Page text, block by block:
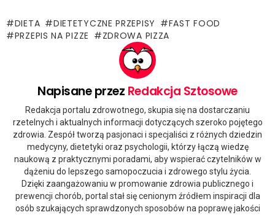
DIETA DIETETYCZNE PRZEPISY
FAST FOOD
PRZEPIS NA PIZZE
ZDROWA PIZZA
Napisane przez Redakcja Sztosowe
Redakcja portalu zdrowotnego, skupia się na dostarczaniu
rzetelnych i aktualnych informacji dotyczących szeroko pojętego
zdrowia. Zespół tworzą pasjonaci i specjaliści z różnych dziedzin
medycyny, dietetyki oraz psychologii, którzy łączą wiedzę
naukową z praktycznymi poradami, aby wspierać czytelników w
dążeniu do lepszego samopoczucia i zdrowego stylu życia.
Dzięki zaangażowaniu w promowanie zdrowia publicznego i
prewencji chorób, portal stał się cenionym źródłem inspiracji dla
osób szukających sprawdzonych sposobów na poprawę jakości